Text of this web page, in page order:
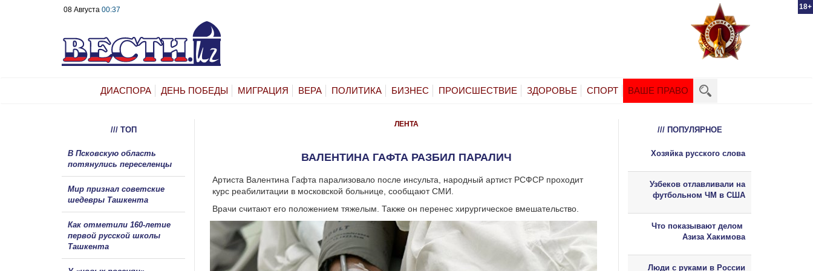
18+
08 Августа 00:37
ДИАСПОРА ДЕНЬ ПОБЕДЫ МИГРАЦИЯ ВЕРА ПОЛИТИКА БИЗНЕС ПРОИСШЕСТВИЕ ЗДОРОВЬЕ СПОРТ ВАШЕ ПРАВО
ЛЕНТА
ВАЛЕНТИНА ГАФТА РАЗБИЛ ПАРАЛИЧ
Артиста Валентина Гафта парализовало после инсульта, народный артист РСФСР проходит
курс реабилитации в московской больнице, сообщают СМИ.
Врачи считают его положением тяжелым. Также он перенес хирургическое вмешательство.
/// ТОП
В Псковскую область
потянулись переселенцы
Мир признал советские
шедевры Ташкента
Как отметили 160-летие
первой русской школы
Ташкента
/// ПОПУЛЯРНОЕ
Хозяйка русского слова
Узбеков отлавливали на
футбольном ЧМ в США
Что показывают делом
Азиза Хакимова
Люди с руками в России